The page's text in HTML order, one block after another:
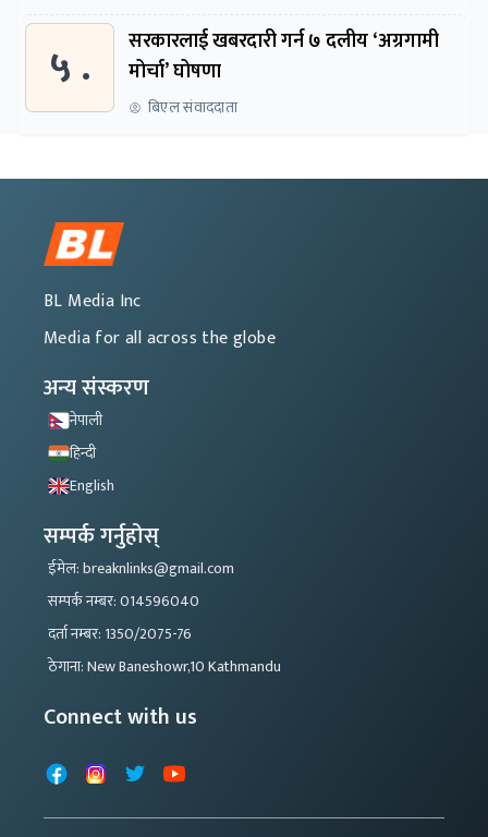
५ .
सरकारलाई खबरदारी गर्न ७ दलीय ‘अग्रगामी
मोर्चा’ घोषणा
बिएल संवाददाता
BL Media Inc
Media for all across the globe
अन्य संस्करण
नेपाली
हिन्दी
English
सम्पर्क गर्नुहोस्
ईमेल: breaknlinks@gmail.com
सम्पर्क नम्बर: 014596040
दर्ता नम्बर: 1350/2075-76
ठेगाना: New Baneshowr,10 Kathmandu
Connect with us
FacebookInstagram
X YouTube